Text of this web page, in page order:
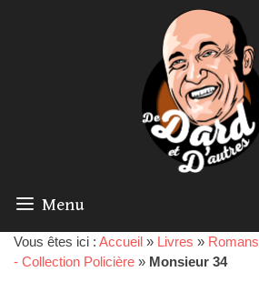
Menu
Vous êtes ici : Accueil » Livres » Romans
- Collection Policière » Monsieur 34